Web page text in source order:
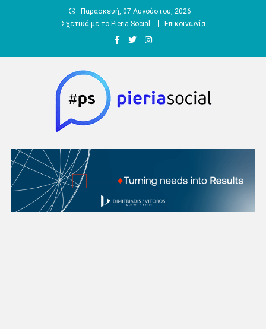
Παρασκευή, 07 Αυγούστου, 2026
Σχετικά με το Pieria Social
Επικοινωνία
Pieria Social